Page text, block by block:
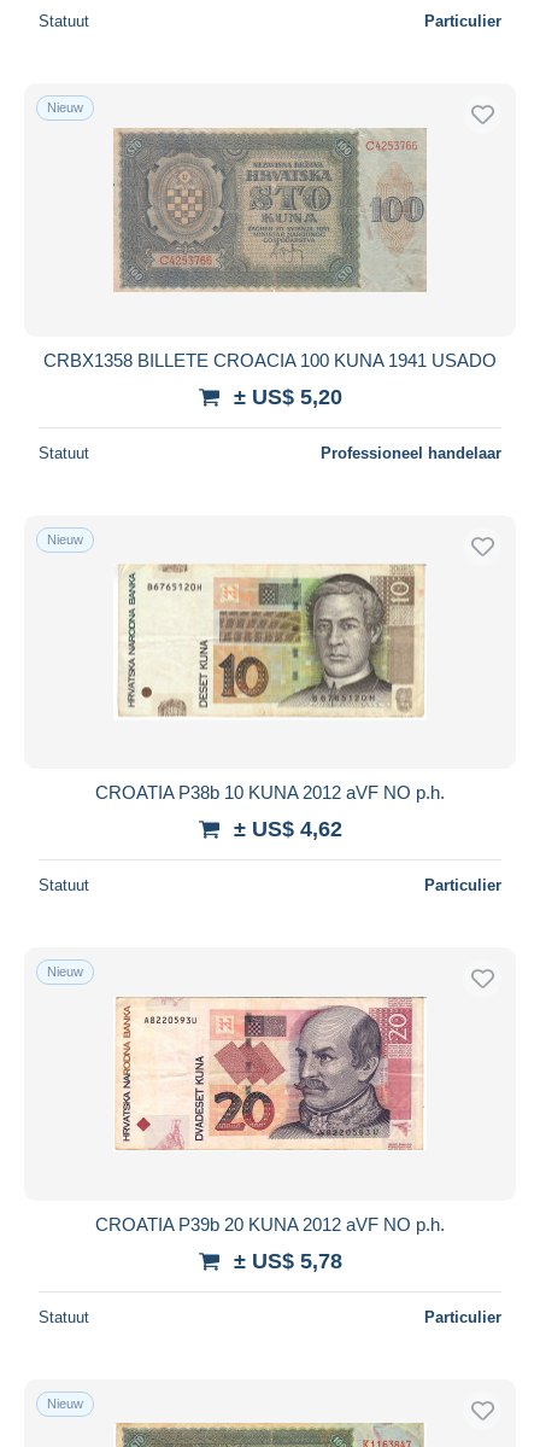
Statuut Particulier
Nieuw
CRBX1358 BILLETE CROACIA 100 KUNA 1941 USADO
± US$ 5,20
Statuut Professioneel handelaar
Nieuw
CROATIA P38b 10 KUNA 2012 aVF NO p.h.
± US$ 4,62
Statuut Particulier
Nieuw
CROATIA P39b 20 KUNA 2012 aVF NO p.h.
± US$ 5,78
Statuut Particulier
Nieuw